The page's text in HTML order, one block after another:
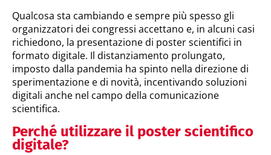
Qualcosa sta cambiando e sempre più spesso gli
organizzatori dei congressi accettano e, in alcuni casi
richiedono, la presentazione di poster scientifici in
formato digitale. Il distanziamento prolungato,
imposto dalla pandemia ha spinto nella direzione di
sperimentazione e di novità, incentivando soluzioni
digitali anche nel campo della comunicazione
scientifica.
Perché utilizzare il poster scientifico
digitale?